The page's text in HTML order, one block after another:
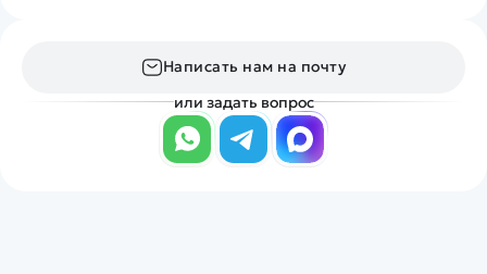
Написать нам на почту
или задать вопрос